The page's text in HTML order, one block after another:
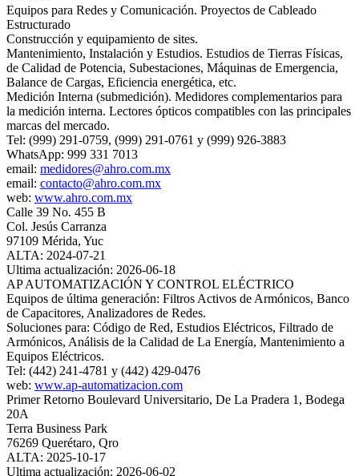
Equipos para Redes y Comunicación. Proyectos de Cableado
Estructurado
Construcción y equipamiento de sites.
Mantenimiento, Instalación y Estudios. Estudios de Tierras Físicas,
de Calidad de Potencia, Subestaciones, Máquinas de Emergencia,
Balance de Cargas, Eficiencia energética, etc.
Medición Interna (submedición). Medidores complementarios para
la medición interna. Lectores ópticos compatibles con las principales
marcas del mercado.
Tel: (999) 291-0759, (999) 291-0761 y (999) 926-3883​
WhatsApp: 999 331 7013
email: medidores@ahro.com.mx
email: contacto@ahro.com.mx
web: www.ahro.com.mx
Calle 39 No. 455 B​
Col. Jesús Carranza
97109 Mérida, Yuc
ALTA: 2024-07-21
Ultima actualización: 2026-06-18
AP AUTOMATIZACIÓN Y CONTROL ELÉCTRICO
Equipos de última generación: Filtros Activos de Armónicos, Banco
de Capacitores, Analizadores de Redes.
Soluciones para: Código de Red, Estudios Eléctricos, Filtrado de
Armónicos, Análisis de la Calidad de La Energía, Mantenimiento a
Equipos Eléctricos.
Tel: (442) 241-4781 y (442) 429-0476
web: www.ap-automatizacion.com
Primer Retorno Boulevard Universitario, De La Pradera 1, Bodega
20A
Terra Business Park
76269 Querétaro, Qro
ALTA: 2025-10-17
Ultima actualización: 2026-06-02